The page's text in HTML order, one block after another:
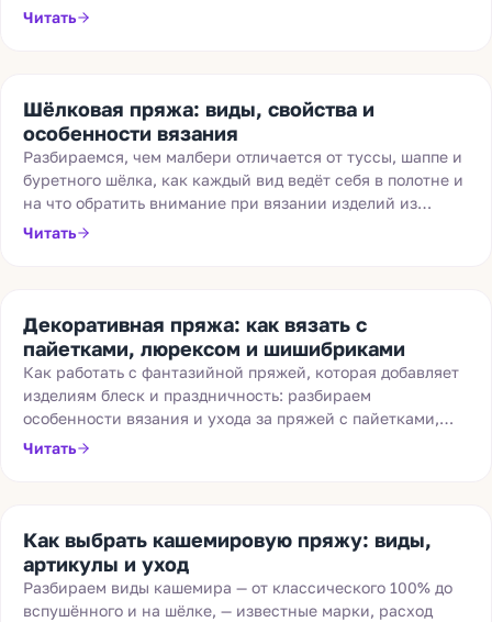
полотне и подсказываем, какой метод выбрать для
Читать
Шёлковая пряжа: виды, свойства и
особенности вязания
Разбираемся, чем малбери отличается от туссы, шаппе и
буретного шёлка, как каждый вид ведёт себя в полотне и
на что обратить внимание при вязании изделий из
шёлка.
Читать
Декоративная пряжа: как вязать с
пайетками, люрексом и шишибриками
Как работать с фантазийной пряжей, которая добавляет
изделиям блеск и праздничность: разбираем
особенности вязания и ухода за пряжей с пайетками,
люрексом и шишибриками, и подсказываем, с чем их
Читать
Как выбрать кашемировую пряжу: виды,
артикулы и уход
Разбираем виды кашемира — от классического 100% до
вспушённого и на шёлке, — известные марки, расход